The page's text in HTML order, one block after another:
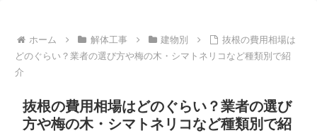
ホーム 解体工事 建物別
抜根の費用相場は
どのぐらい？業者の選び方や梅の木・シマトネリコなど種類別で紹
介
抜根の費用相場はどのぐらい？業者の選び
方や梅の木・シマトネリコなど種類別で紹